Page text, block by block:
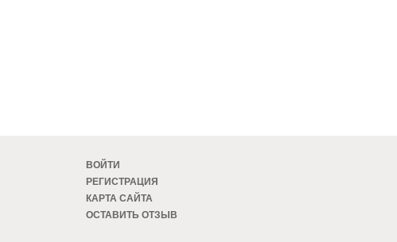
ВОЙТИ
РЕГИСТРАЦИЯ
КАРТА САЙТА
ОСТАВИТЬ ОТЗЫВ